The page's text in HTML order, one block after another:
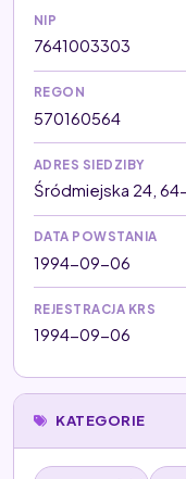
NIP
7641003303
REGON
570160564
ADRES SIEDZIBY
Śródmiejska 24,
DATA POWSTANIA
1994-09-06
REJESTRACJA KRS
1994-09-06
KATEGORIE